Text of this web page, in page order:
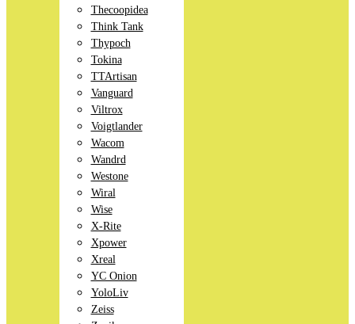
Thecoopidea
Think Tank
Thypoch
Tokina
TTArtisan
Vanguard
Viltrox
Voigtlander
Wacom
Wandrd
Westone
Wiral
Wise
X-Rite
Xpower
Xreal
YC Onion
YoloLiv
Zeiss